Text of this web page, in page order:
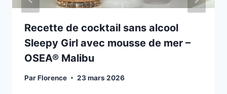
Recette de cocktail sans alcool
Sleepy Girl avec mousse de mer –
OSEA® Malibu
ParFlorence 23 mars 2026